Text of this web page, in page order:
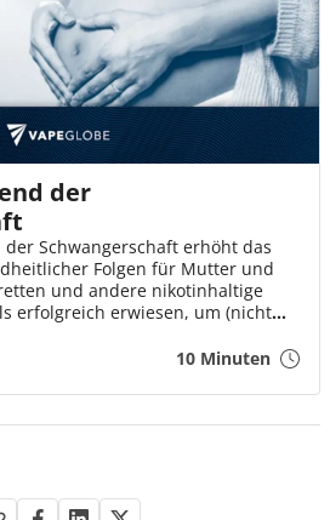
der
der Schwangerschaft erhöht das
Folgen für Mutter und
und andere nikotinhaltige
erfolgreich erwiesen, um (nicht
gezeigt, dass diese Produkte auch
von E-Zigaretten oder
negativen gesundheitlichen
10 Minuten